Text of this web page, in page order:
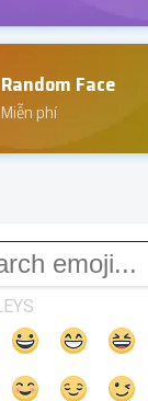
Random Face
Miễn phí